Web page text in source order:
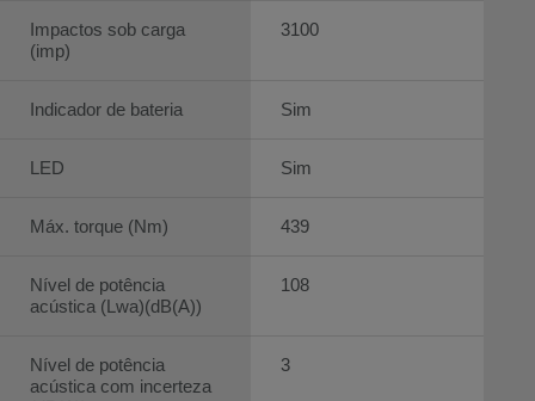
Impactos sob carga
(imp)
Indicador de bateria
LED
Máx. torque (Nm)
Nível de potência
acústica (Lwa)(dB(A))
Nível de potência
acústica com incerteza
3100
Sim
Sim
439
108
3